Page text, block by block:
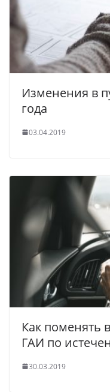
Изменения в
года
03.04.2019
Как поменять
ГАИ по
30.03.2019